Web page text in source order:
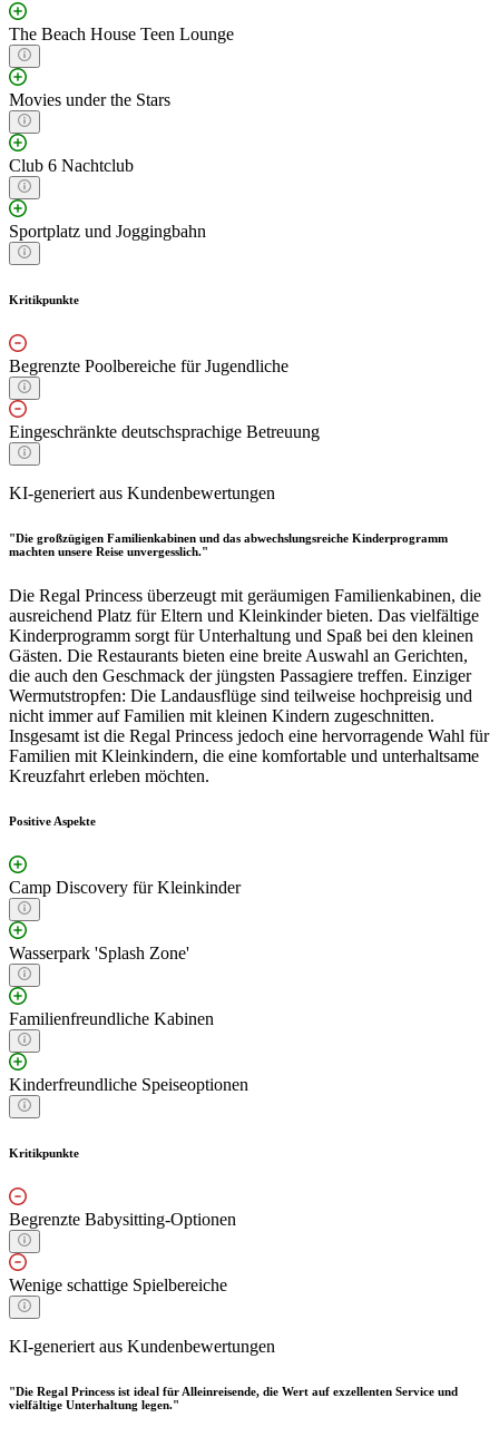
The Beach House Teen Lounge
Movies under the Stars
Club 6 Nachtclub
Sportplatz und Joggingbahn
Kritikpunkte
Begrenzte Poolbereiche für Jugendliche
Eingeschränkte deutschsprachige Betreuung
KI-generiert aus Kundenbewertungen
"Die großzügigen Familienkabinen und das abwechslungsreiche Kinderprogramm
machten unsere Reise unvergesslich."
Die Regal Princess überzeugt mit geräumigen Familienkabinen, die
ausreichend Platz für Eltern und Kleinkinder bieten. Das vielfältige
Kinderprogramm sorgt für Unterhaltung und Spaß bei den kleinen
Gästen. Die Restaurants bieten eine breite Auswahl an Gerichten,
die auch den Geschmack der jüngsten Passagiere treffen. Einziger
Wermutstropfen: Die Landausflüge sind teilweise hochpreisig und
nicht immer auf Familien mit kleinen Kindern zugeschnitten.
Insgesamt ist die Regal Princess jedoch eine hervorragende Wahl für
Familien mit Kleinkindern, die eine komfortable und unterhaltsame
Kreuzfahrt erleben möchten.
Positive Aspekte
Camp Discovery für Kleinkinder
Wasserpark 'Splash Zone'
Familienfreundliche Kabinen
Kinderfreundliche Speiseoptionen
Kritikpunkte
Begrenzte Babysitting-Optionen
Wenige schattige Spielbereiche
KI-generiert aus Kundenbewertungen
"Die Regal Princess ist ideal für Alleinreisende, die Wert auf exzellenten Service und
vielfältige Unterhaltung legen."